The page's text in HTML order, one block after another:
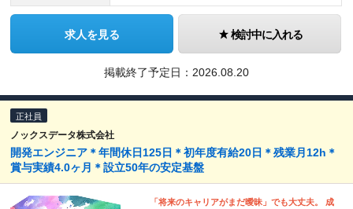
求人を見る 検討中に入れる
掲載終了予定日： 2026.08.20
正社員
ノックスデータ株式会社
開発エンジニア＊年間休日125日＊初年度有給20日＊残業月12h＊
賞与実績4.0ヶ月＊設立50年の安定基盤
「将来のキャリアがまだ曖昧」でも大丈夫。 成